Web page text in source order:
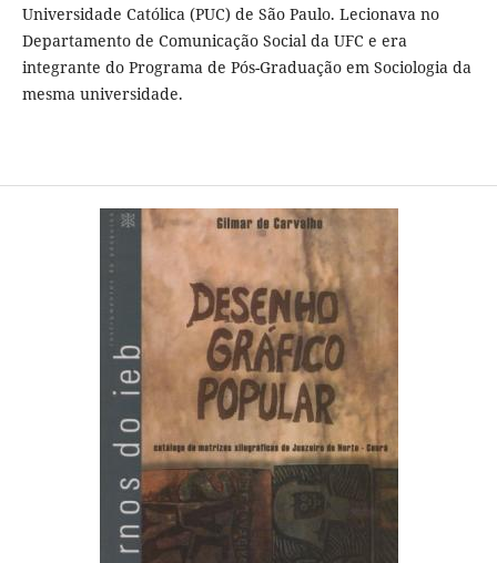
Universidade Católica (PUC) de São Paulo. Lecionava no
Departamento de Comunicação Social da UFC e era
integrante do Programa de Pós-Graduação em Sociologia da
mesma universidade.